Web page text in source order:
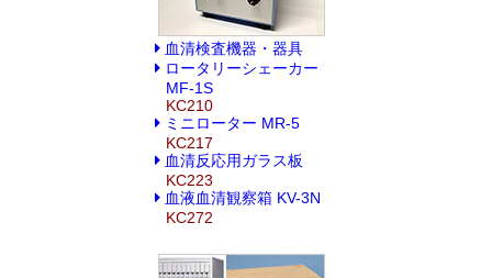
血清検査機器・器具
ロータリーシェーカー
MF-1S
KC210
ミニローター MR-5
KC217
血清反応用ガラス板
KC223
血液血清観察箱 KV-3N
KC272